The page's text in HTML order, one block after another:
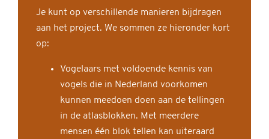
Je kunt op verschillende manieren bijdragen
aan het project. We sommen ze hieronder kort
op:
Vogelaars met voldoende kennis van
vogels die in Nederland voorkomen
kunnen meedoen doen aan de tellingen
in de atlasblokken. Met meerdere
mensen één blok tellen kan uiteraard